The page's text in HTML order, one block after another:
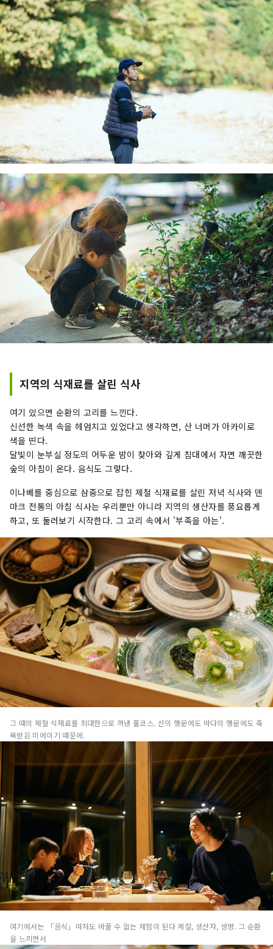
지역의 식재료를 살린 식사
여기 있으면 순환의 고리를 느낀다.
신선한 녹색 속을 헤엄치고 있었다고 생각하면, 산 너머가 아카이로
색을 띤다.
달빛이 눈부실 정도의 어두운 밤이 찾아와 깊게 침대에서 자면 깨끗한
숲의 아침이 온다. 음식도 그렇다.
이나베를 중심으로 삼중으로 잡힌 제철 식재료를 살린 저녁 식사와 덴
마크 전통의 아침 식사는 우리뿐만 아니라 지역의 생산자를 풍요롭게
하고, 또 둘러보기 시작한다. 그 고리 속에서 '부족을 아는'.
그 때의 제철 식재료를 최대한으로 꺼낸 풀코스. 산의 행운에도 바다의 행운에도 축
복받은 미에이기 때문에.
여기에서는 「음식」마저도 바꿀 수 없는 체험이 된다 계절, 생산자, 생명. 그 순환
을 느끼면서